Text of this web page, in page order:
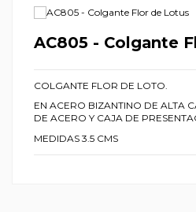
AC805 - Colgante
COLGANTE FLOR DE LOTO.
EN ACERO BIZANTINO DE ALTA
DE ACERO Y CAJA DE
MEDIDAS 3.5 CMS